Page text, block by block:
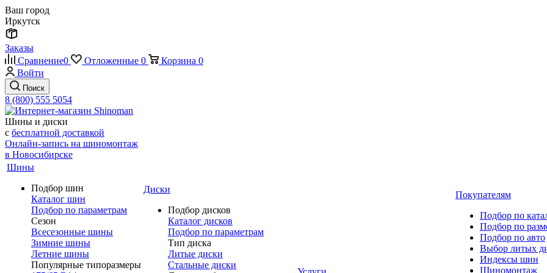
Ваш город
Иркутск
Заказы
Сравнение0 Отложенные 0 Корзина 0
Войти
Поиск
8 (800) 555 5054
Шины и диски
с бесплатной доставкой
Онлайн-запись на шиномонтаж
в Новосибирске
Шины
Подбор шин
Каталог шин
Подбор по параметрам
Сезон
Всесезонные шины
Зимние шины
Летние шины
Популярные типоразмеры
Диски
Подбор дисков
Каталог дисков
Подбор по параметрам
Тип диска
Литые диски
Стальные диски
Покупателям
Подбор по
Подбор по
Подбор по авто
Выбор литых
Индексы шин
Шиномонтаж